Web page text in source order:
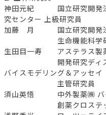
神田元紀 国立研究開発法
究センター 上級研究員
加藤 月 国立研究開発法
生命機能科学研究セ
生田目一寿 アステラス製
開発研究ディスカバ
バイスモデリング＆アッセイ
主管研究員
須山英悟 中外製薬㈱ バ
創薬クロステックグ